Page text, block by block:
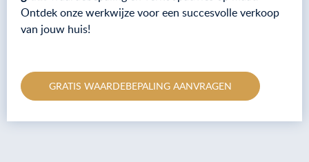
Ontdek onze werkwijze voor een succesvolle verkoop
van jouw huis!
GRATIS WAARDEBEPALING AANVRAGEN